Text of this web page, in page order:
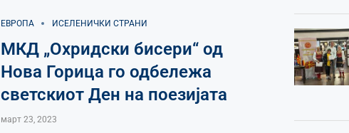
ЕВРОПА ИСЕЛЕНИЧКИ СТРАНИ
МКД „Охридски бисери“ од
Нова Горица го одбележа
светскиот Ден на поезијата
март 23, 2023